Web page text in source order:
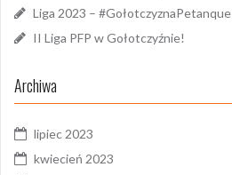
Liga 2023 – #GołotczyznaPetanque
II Liga PFP w Gołotczyźnie!
Archiwa
lipiec 2023
kwiecień 2023